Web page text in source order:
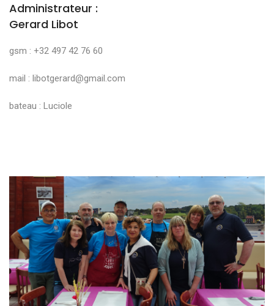
Administrateur :
Gerard Libot
gsm : +32 497 42 76 60
mail : libotgerard@gmail.com
bateau : Luciole